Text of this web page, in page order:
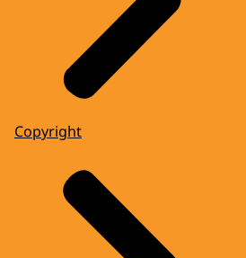
Copyright